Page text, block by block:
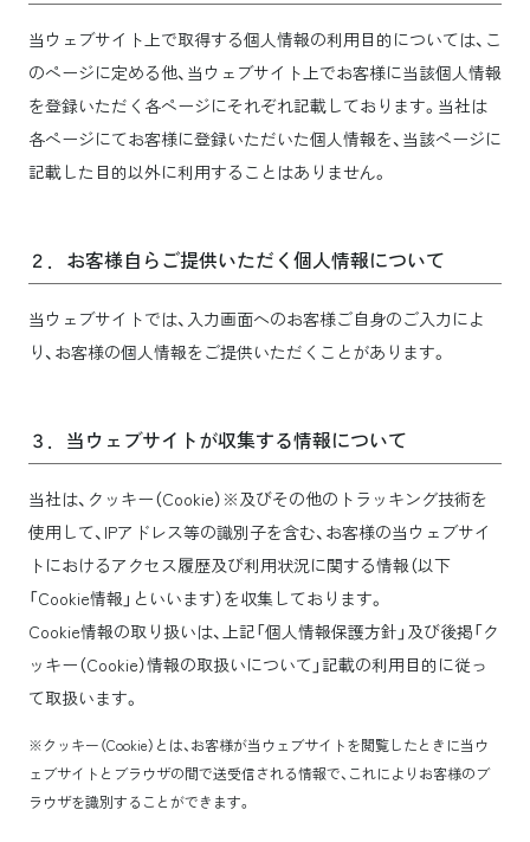
当ウェブサイト上で取得する個人情報の利用目的については、こ
のページに定める他、当ウェブサイト上でお客様に当該個人情報
を登録いただく各ページにそれぞれ記載しております。当社は
各ページにてお客様に登録いただいた個人情報を、当該ページに
記載した目的以外に利用することはありません。
２．お客様自らご提供いただく個人情報について
当ウェブサイトでは、入力画面へのお客様ご自身のご入力によ
り、お客様の個人情報をご提供いただくことがあります。
３．当ウェブサイトが収集する情報について
当社は、クッキー（Cookie）※及びその他のトラッキング技術を
使用して、IPアドレス等の識別子を含む、お客様の当ウェブサイ
トにおけるアクセス履歴及び利用状況に関する情報（以下
「Cookie情報」といいます）を収集しております。
Cookie情報の取り扱いは、上記「個人情報保護方針」及び後掲「ク
ッキー（Cookie）情報の取扱いについて」記載の利用目的に従っ
て取扱います。
※クッキー（Cookie）とは、お客様が当ウェブサイトを閲覧したときに当ウ
ェブサイトとブラウザの間で送受信される情報で、これによりお客様のブ
ラウザを識別することができます。